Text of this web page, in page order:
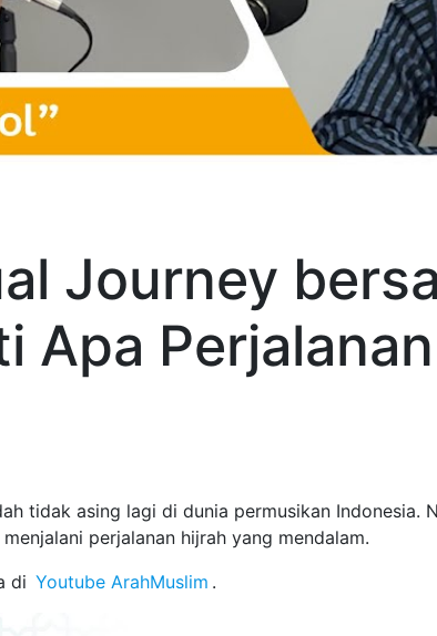
Journey
Apa
tidak asing lagi di dunia permusikan Indonesia.
perjalanan hijrah yang mendalam.
di Youtube ArahMuslim .